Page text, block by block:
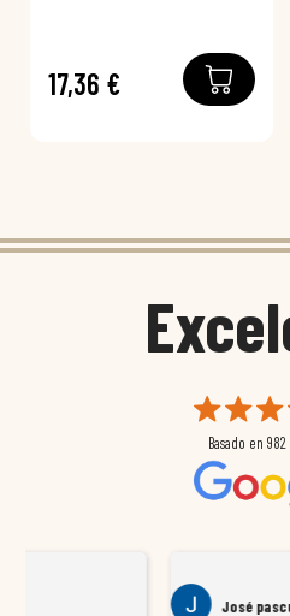
17,36 €
Basado en 982
José pascual Valera navarro